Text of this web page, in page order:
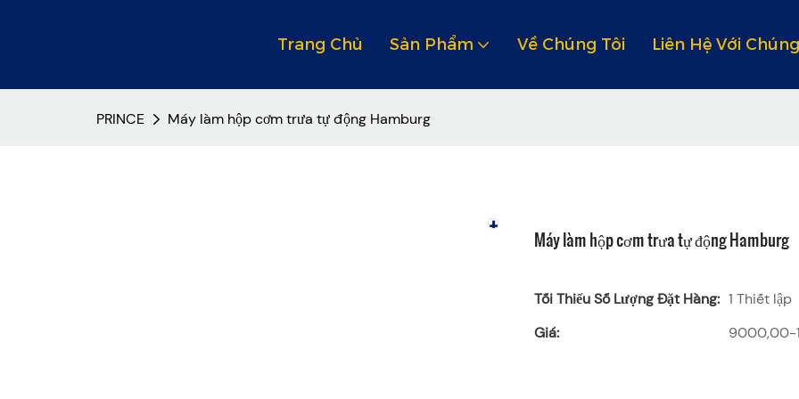
Trang Chủ Sản Phẩm Về Chúng Tôi Liên Hệ Với
PRINCE Máy làm hộp cơm trưa tự động Hamburg
Máy làm hộp cơm trưa tự động Hamburg
Tối Thiểu Số Lượng Đặt Hàng: 1 Thiết lập
Giá:
9000,00-